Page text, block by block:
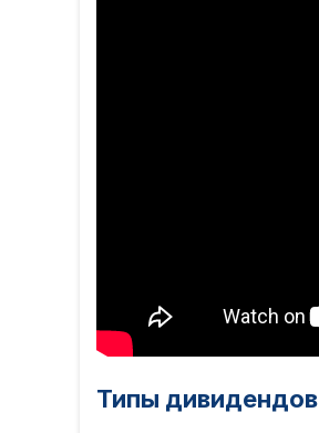
Типы дивидендов